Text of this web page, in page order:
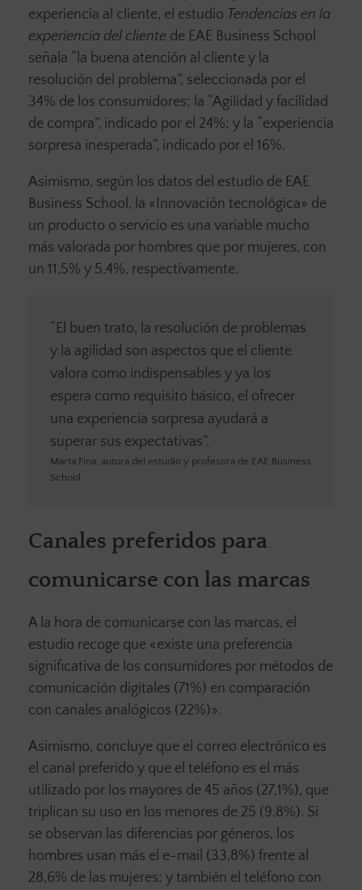
experiencia al cliente, el estudio Tendencias en la
experiencia del cliente de EAE Business School
señala “la buena atención al cliente y la
resolución del problema”, seleccionada por el
34% de los consumidores; la “Agilidad y facilidad
de compra”, indicado por el 24%; y la “experiencia
sorpresa inesperada”, indicado por el 16%.
Asimismo, según los datos del estudio de EAE
Business School, la «Innovación tecnológica» de
un producto o servicio es una variable mucho
más valorada por hombres que por mujeres, con
un 11,5% y 5,4%, respectivamente.
“El buen trato, la resolución de problemas
y la agilidad son aspectos que el cliente
valora como indispensables y ya los
espera como requisito básico, el ofrecer
una experiencia sorpresa ayudará a
superar sus expectativas”.
Marta Fina, autora del estudio y profesora de EAE Business
School
Canales preferidos para
comunicarse con las marcas
A la hora de comunicarse con las marcas, el
estudio recoge que «existe una preferencia
significativa de los consumidores por métodos de
comunicación digitales (71%) en comparación
con canales analógicos (22%)».
Asimismo, concluye que el correo electrónico es
el canal preferido y que el teléfono es el más
utilizado por los mayores de 45 años (27,1%), que
triplican su uso en los menores de 25 (9,8%). Si
se observan las diferencias por géneros, los
hombres usan más el e-mail (33,8%) frente al
28,6% de las mujeres; y también el teléfono con